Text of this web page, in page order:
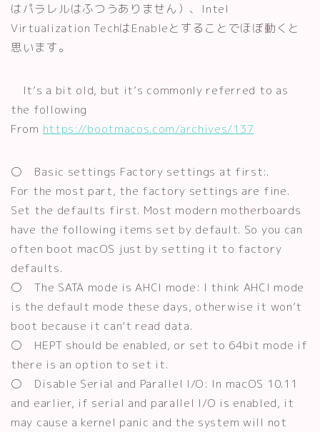
はパラレルはふつうありません）、Intel
Virtualization TechはEnableとすることでほぼ動くと
思います。
It’s a bit old, but it’s commonly referred to as
the following
From https://bootmacos.com/archives/137
〇 Basic settings Factory settings at first:.
For the most part, the factory settings are fine.
Set the defaults first. Most modern motherboards
have the following items set by default. So you can
often boot macOS just by setting it to factory
defaults.
〇 The SATA mode is AHCI mode: I think AHCI mode
is the default mode these days, otherwise it won’t
boot because it can’t read data.
〇 HEPT should be enabled, or set to 64bit mode if
there is an option to set it.
〇 Disable Serial and Parallel I/O: In macOS 10.11
and earlier, if serial and parallel I/O is enabled, it
may cause a kernel panic and the system will not